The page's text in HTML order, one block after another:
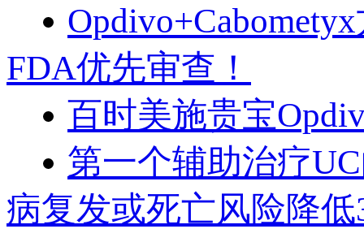
FDA优先审查！
百时美施贵宝
第一个辅助治疗
病复发或死亡风险降低